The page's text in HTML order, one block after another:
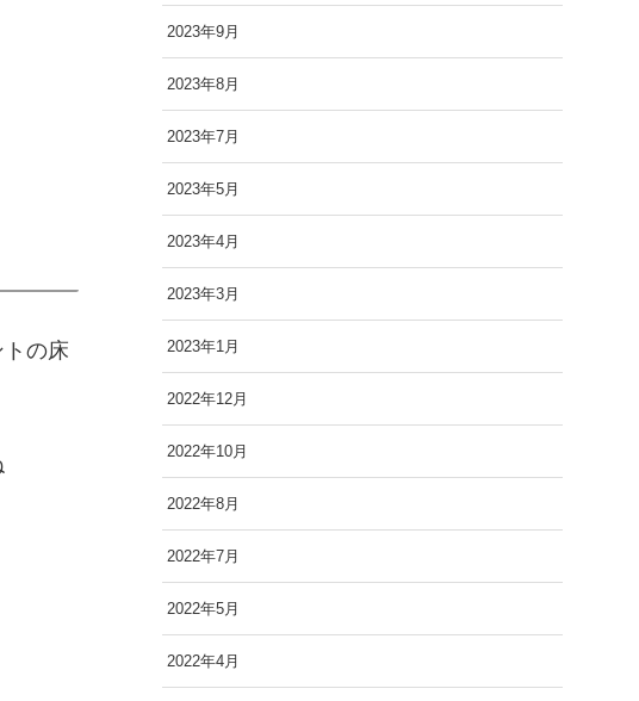
の床
2023年9月
2023年8月
2023年7月
2023年5月
2023年4月
2023年3月
2023年1月
2022年12月
2022年10月
2022年8月
2022年7月
2022年5月
2022年4月